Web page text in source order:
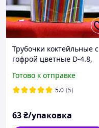
Трубочки коктейльные с
гофрой цветные D-4.8,
Готово к отправке
5.0 (5)
63₴/упаковка